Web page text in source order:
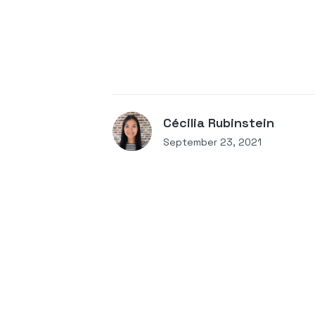
Cécilia Rubinstein
September 23, 2021